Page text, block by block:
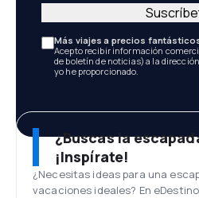
Más viajes a precios
Acepto recibir información
de boletín de noticias) a la
yo he proporcionado.
¿Buscas la
¡Inspírate!
¿Necesitas ideas para una
vacaciones ideales? En